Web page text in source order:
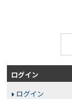
ログイン
ログイン